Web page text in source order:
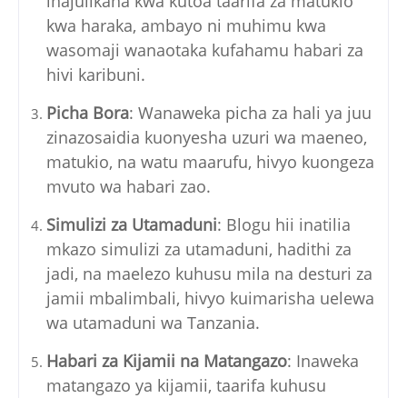
kwa haraka, ambayo ni muhimu kwa
wasomaji wanaotaka kufahamu habari za
hivi karibuni.
Picha Bora: Wanaweka picha za hali ya juu
zinazosaidia kuonyesha uzuri wa maeneo,
matukio, na watu maarufu, hivyo kuongeza
mvuto wa habari zao.
Simulizi za Utamaduni: Blogu hii inatilia
mkazo simulizi za utamaduni, hadithi za
jadi, na maelezo kuhusu mila na desturi za
jamii mbalimbali, hivyo kuimarisha uelewa
wa utamaduni wa Tanzania.
Habari za Kijamii na Matangazo: Inaweka
matangazo ya kijamii, taarifa kuhusu